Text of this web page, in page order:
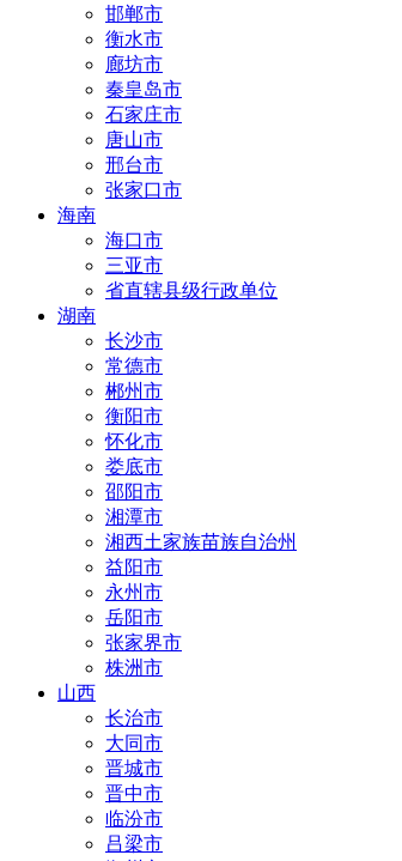
邯郸市
衡水市
廊坊市
秦皇岛市
石家庄市
唐山市
邢台市
张家口市
海南
海口市
三亚市
省直辖县级行政单位
湖南
长沙市
常德市
郴州市
衡阳市
怀化市
娄底市
邵阳市
湘潭市
湘西土家族苗族自治州
益阳市
永州市
岳阳市
张家界市
株洲市
山西
长治市
大同市
晋城市
晋中市
临汾市
吕梁市